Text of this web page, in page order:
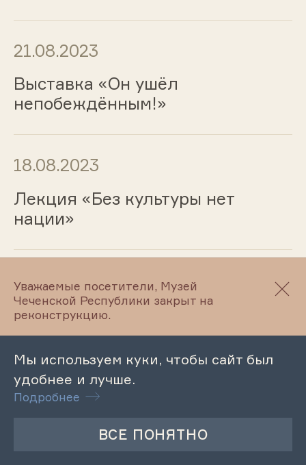
21.08.2023
Выставка «Он ушёл
непобеждённым!»
18.08.2023
Лекция «Без культуры нет
нации»
18.08.2023
Лекция «От Терека до Эльбы»
18.08.2023
Лекция «Творческий путь З.
Джамалханова»
Уважаемые посетители, Музей
Чеченской Республики закрыт на
реконструкцию.
Мы используем куки, чтобы сайт был
удобнее и лучше.
Подробнее